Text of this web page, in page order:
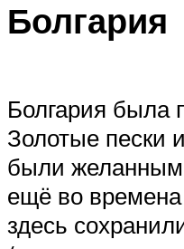
Болгария
Болгария была
Золотые пески
были
ещё во
здесь